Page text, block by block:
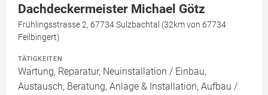
Dachdeckermeister Michael Götz
Frühlingsstrasse 2, 67734 Sulzbachtal (32km von 67734
Feilbingert)
TÄTIGKEITEN
Wartung, Reparatur, Neuinstallation / Einbau,
Austausch, Beratung, Anlage & Installation, Aufbau /